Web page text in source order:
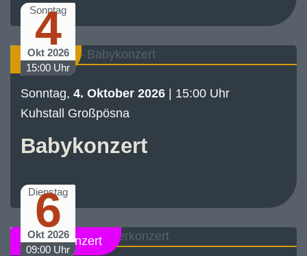
Konzert
Sonntag
4
Okt 2026
15:00 Uhr
Sonntag, 4. Oktober 2026 | 15:00 Uhr
Kuhstall Großpösna
Babykonzert
Schülerkonzert
Dienstag
6
Okt 2026
09:00 Uhr